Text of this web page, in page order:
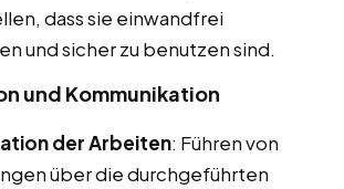
dass sie einwandfrei
und sicher zu benutzen sind.
und Kommunikation
der Arbeiten: Führen von
über die durchgeführten